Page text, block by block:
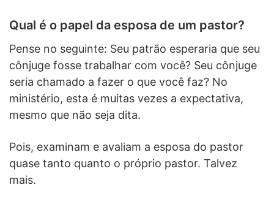
Qual é o papel da esposa de um pastor?
Pense no seguinte: Seu patrão esperaria que seu
cônjuge fosse trabalhar com você? Seu cônjuge
seria chamado a fazer o que você faz? No
ministério, esta é muitas vezes a expectativa,
mesmo que não seja dita.
Pois, examinam e avaliam a esposa do pastor
quase tanto quanto o próprio pastor. Talvez
mais.